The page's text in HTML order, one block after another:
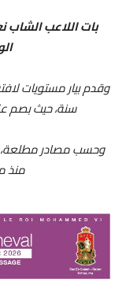
بات اللاعب الشاب
سنة، حيث بصم
وحسب مصادر مطلعة،
منذ